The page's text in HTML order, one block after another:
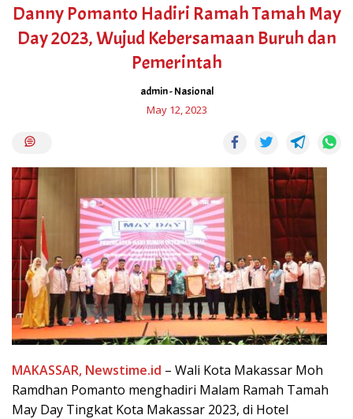
Danny Pomanto Hadiri Ramah Tamah May
Day 2023, Wujud Kebersamaan Buruh dan
Pemerintah
admin-Nasional
May 12, 2023
MAKASSAR, Newstime.id – Wali Kota Makassar Moh
Ramdhan Pomanto menghadiri Malam Ramah Tamah
May Day Tingkat Kota Makassar 2023, di Hotel